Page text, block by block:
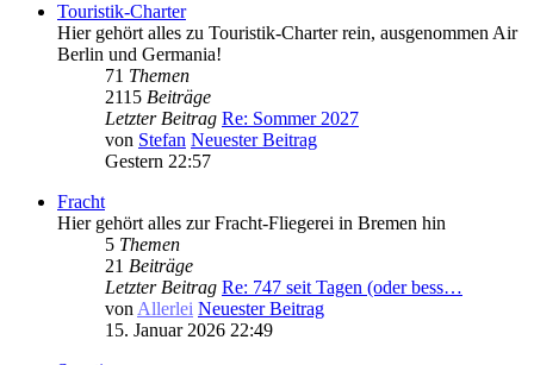
Touristik-Charter
Hier gehört alles zu Touristik-Charter rein, ausgenommen Air
Berlin und Germania!
71 Themen
2115 Beiträge
Letzter Beitrag Re: Sommer 2027
von Stefan Neuester Beitrag
Gestern 22:57
Fracht
Hier gehört alles zur Fracht-Fliegerei in Bremen hin
5 Themen
21 Beiträge
Letzter Beitrag Re: 747 seit Tagen (oder bess…
von Allerlei Neuester Beitrag
15. Januar 2026 22:49